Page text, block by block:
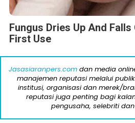
Fungus Dries Up And
First Use
Jasasiaranpers.com dan media
manajemen reputasi melalui
institusi, organisasi dan merek/
reputasi juga penting bagi
pengusaha, selebriti